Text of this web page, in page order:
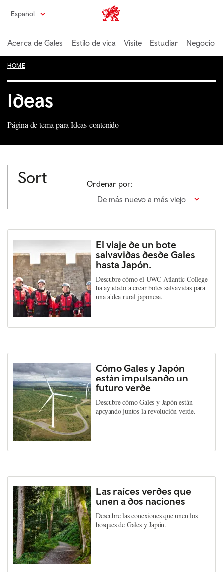
principal
Español Wales home
Acerca de Gales Estilo de vida Visite Estudiar Negocio
HOME
Ideas
Página de tema para Ideas contenido
Sort
Ordenar por:
De más nuevo a más viejo
El viaje de un bote
salvavidas desde Gales
hasta Japón.
Descubre cómo el UWC Atlantic College
ha ayudado a crear botes salvavidas para
una aldea rural japonesa.
Cómo Gales y Japón
están impulsando un
futuro verde
Descubre cómo Gales y Japón están
apoyando juntos la revolución verde.
Las raíces verdes que
unen a dos naciones
Descubre las conexiones que unen los
bosques de Gales y Japón.